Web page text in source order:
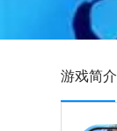
游戏简介